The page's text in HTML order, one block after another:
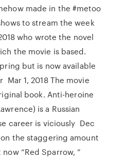
made in the #metoo
to stream the week
who wrote the novel
the movie is based.
but is now available
Mar 1, 2018 The movie
book. Anti-heroine
is a Russian
career is viciously Dec
the staggering amount
“Red Sparrow, ”